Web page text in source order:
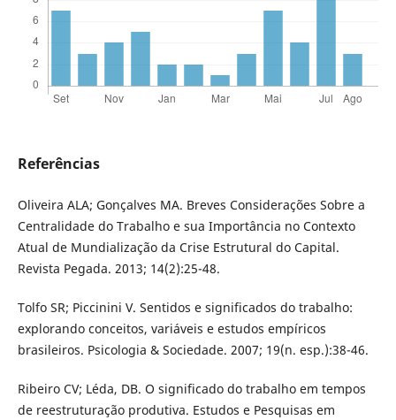
Referências
Oliveira ALA; Gonçalves MA. Breves Considerações Sobre a
Centralidade do Trabalho e sua Importância no Contexto
Atual de Mundialização da Crise Estrutural do Capital.
Revista Pegada. 2013; 14(2):25-48.
Tolfo SR; Piccinini V. Sentidos e significados do trabalho:
explorando conceitos, variáveis e estudos empíricos
brasileiros. Psicologia & Sociedade. 2007; 19(n. esp.):38-46.
Ribeiro CV; Léda, DB. O significado do trabalho em tempos
de reestruturação produtiva. Estudos e Pesquisas em